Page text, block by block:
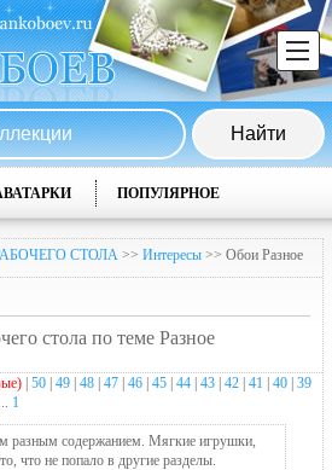
ПОПУЛЯРНОЕ
СТОЛА >> Интересы >> Обои Разное
стола по теме Разное
50 49 48 47 46 45 44 43 42 41 40 39
1
разным содержанием. Мягкие игрушки,
что не попало в другие разделы.